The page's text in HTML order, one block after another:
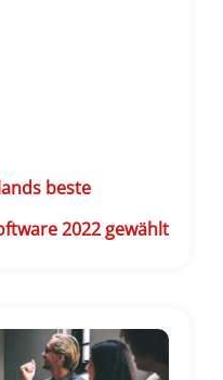
beste
2022 gewählt